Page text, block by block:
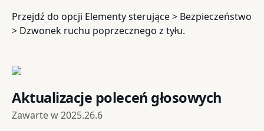
Przejdź do opcji Elementy sterujące > Bezpieczeństwo
> Dzwonek ruchu poprzecznego z tyłu.
Aktualizacje poleceń głosowych
Zawarte w2025.26.6